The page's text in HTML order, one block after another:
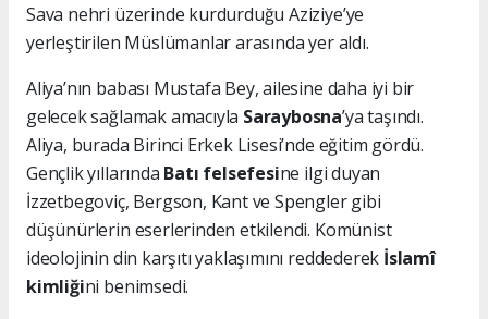
Sava nehri üzerinde kurdurduğu Aziziye’ye
yerleştirilen Müslümanlar arasında yer aldı.
Aliya’nın babası Mustafa Bey, ailesine daha iyi bir
gelecek sağlamak amacıyla Saraybosna’ya taşındı.
Aliya, burada Birinci Erkek Lisesi’nde eğitim gördü.
Gençlik yıllarında Batı felsefesine ilgi duyan
İzzetbegoviç, Bergson, Kant ve Spengler gibi
düşünürlerin eserlerinden etkilendi. Komünist
ideolojinin din karşıtı yaklaşımını reddederek İslamî
kimliğini benimsedi.